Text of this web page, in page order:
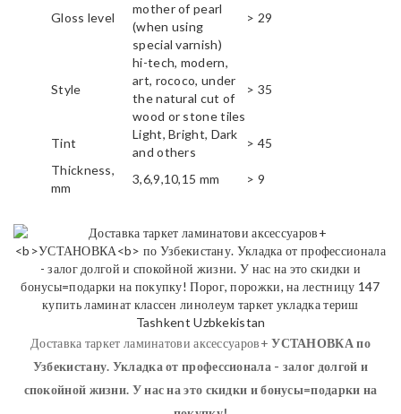
Gloss level
mother of pearl
(when using
special varnish)
> 29
Style
hi-tech, modern,
art, rococo, under
the natural cut of
wood or stone tiles
> 35
Tint
Light, Bright, Dark
and others
> 45
Thickness,
mm
3,6,9,10,15 mm > 9
Доставка таркет ламинатови аксессуаров+УСТАНОВКАпо
Узбекистану. Укладка от профессионала - залог долгой и
спокойной жизни. У нас на это скидки и бонусы=подарки на